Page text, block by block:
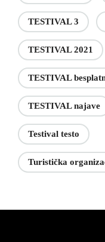
TESTIVAL 3
TESTIVAL 2021
TESTIVAL
TESTIVAL najave
Testival testo
Turistička